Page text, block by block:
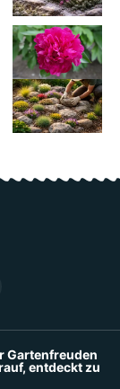
Gartenfreuden
entdeckt zu